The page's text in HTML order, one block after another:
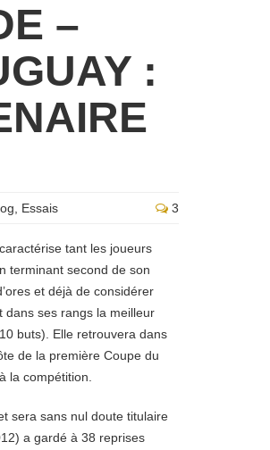
–
:
Essais 3
tant les joueurs
terminant second de son
et déjà de considérer
dans ses rangs la meilleur
buts). Elle retrouvera dans
de la première Coupe du
la compétition.
sera sans nul doute titulaire
a gardé à 38 reprises